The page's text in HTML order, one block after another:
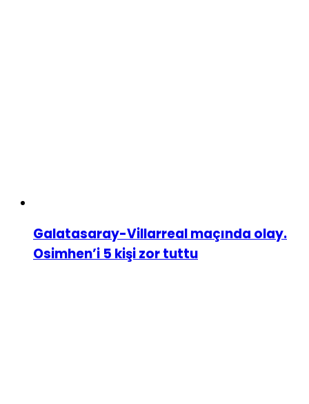
Galatasaray-Villarreal maçında olay.
Osimhen’i 5 kişi zor tuttu